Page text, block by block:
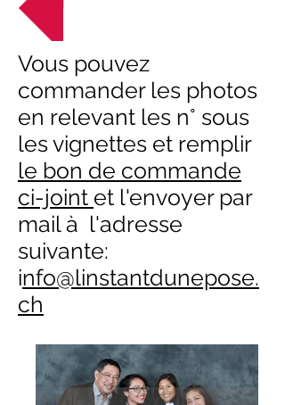
Vous pouvez
commander les photos
en relevant les n° sous
les vignettes et remplir
le bon de commande
ci-joint et l'envoyer par
mail à l'adresse
suivante:
info@linstantdunepose.
ch